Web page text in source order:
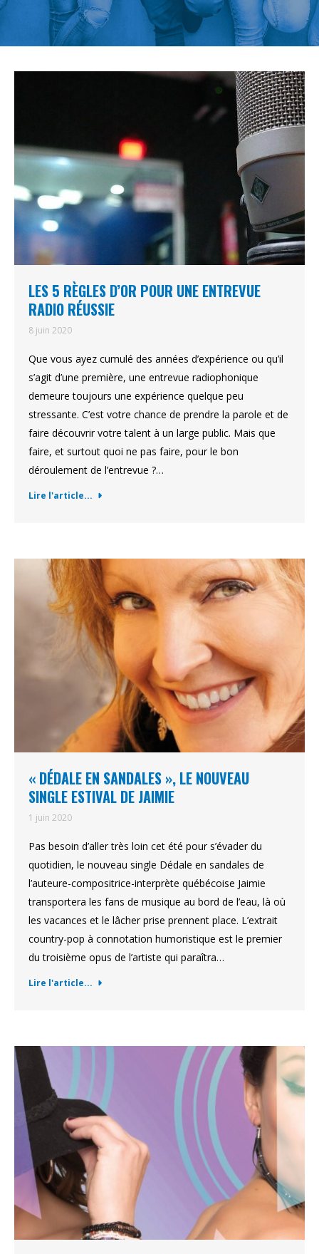
LES 5 RÈGLES D’OR POUR UNE ENTREVUE
RADIO RÉUSSIE
8 juin 2020
Que vous ayez cumulé des années d’expérience ou qu’il
s’agit d’une première, une entrevue radiophonique
demeure toujours une expérience quelque peu
stressante. C’est votre chance de prendre la parole et de
faire découvrir votre talent à un large public. Mais que
faire, et surtout quoi ne pas faire, pour le bon
déroulement de l’entrevue ?…
Lire l'article...
« DÉDALE EN SANDALES », LE NOUVEAU
SINGLE ESTIVAL DE JAIMIE
1 juin 2020
Pas besoin d’aller très loin cet été pour s’évader du
quotidien, le nouveau single Dédale en sandales de
l’auteure-compositrice-interprète québécoise Jaimie
transportera les fans de musique au bord de l’eau, là où
les vacances et le lâcher prise prennent place. L’extrait
country-pop à connotation humoristique est le premier
du troisième opus de l’artiste qui paraîtra…
Lire l'article...